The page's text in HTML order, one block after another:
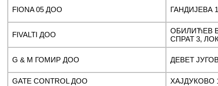
FIONA 05 ДОО ГАНДИЈЕВА
FIVALTI ДОО
ОБИЛИЋЕВ
СПРАТ 3,
G & M ГОМИР ДОО ДЕВЕТ
GATE CONTROL ДОО ХАЈДУКОВО